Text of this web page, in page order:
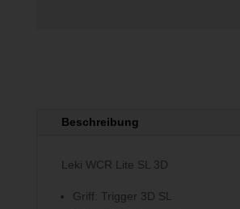
Beschreibung
Leki WCR Lite SL 3D
Griff: Trigger 3D SL